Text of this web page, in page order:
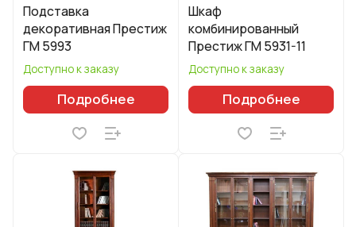
Подставка
декоративная Престиж
ГМ 5993
Доступно к заказу
Подробнее
Шкаф
комбинированный
Престиж ГМ 5931-11
Доступно к заказу
Подробнее